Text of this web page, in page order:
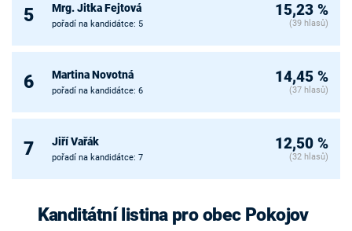
5 Mrg. Jitka Fejtová
pořadí na kandidátce: 5
15,23 %
(39 hlasů)
6 Martina Novotná
pořadí na kandidátce: 6
14,45 %
(37 hlasů)
7 Jiří Vařák
pořadí na kandidátce: 7
12,50 %
(32 hlasů)
Kanditátní listina pro obec Pokojov